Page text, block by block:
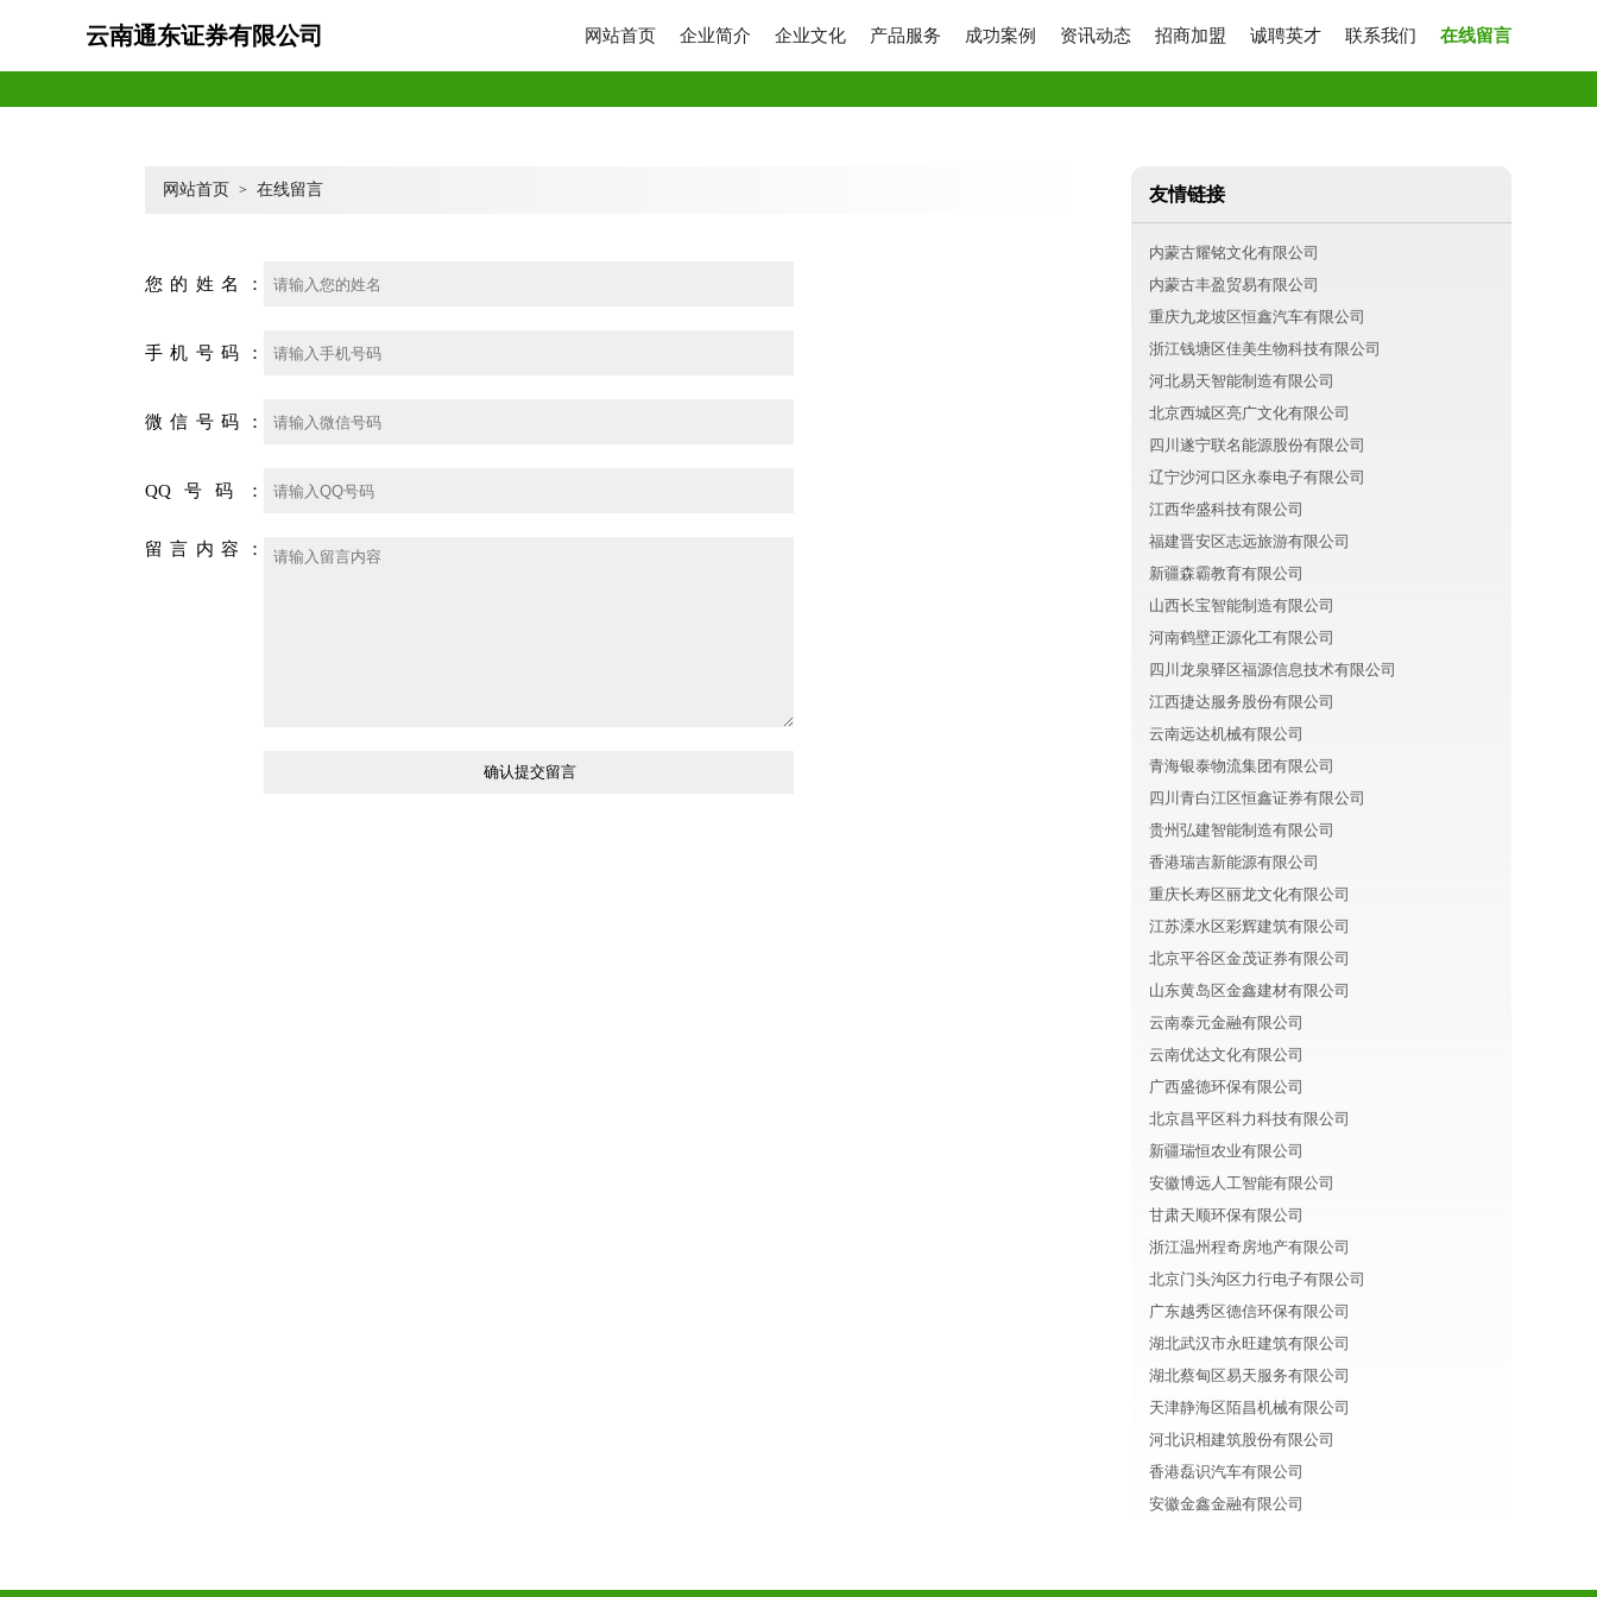
云南通东证券有限公司 网站首页 企业简介 企业文化 产品服务 成功案例 资讯动态 招商加盟 诚聘英才 联系我们 在线留言
网站首页 > 在线留言
您的姓名：
手机号码：
微信号码：
QQ号码：
留言内容：
友情链接
内蒙古耀铭文化有限公司
内蒙古丰盈贸易有限公司
重庆九龙坡区恒鑫汽车有限公司
浙江钱塘区佳美生物科技有限公司
河北易天智能制造有限公司
北京西城区亮广文化有限公司
四川遂宁联名能源股份有限公司
辽宁沙河口区永泰电子有限公司
江西华盛科技有限公司
福建晋安区志远旅游有限公司
新疆森霸教育有限公司
山西长宝智能制造有限公司
河南鹤壁正源化工有限公司
四川龙泉驿区福源信息技术有限公司
江西捷达服务股份有限公司
云南远达机械有限公司
青海银泰物流集团有限公司
四川青白江区恒鑫证券有限公司
贵州弘建智能制造有限公司
香港瑞吉新能源有限公司
重庆长寿区丽龙文化有限公司
江苏溧水区彩辉建筑有限公司
北京平谷区金茂证券有限公司
山东黄岛区金鑫建材有限公司
云南泰元金融有限公司
云南优达文化有限公司
广西盛德环保有限公司
北京昌平区科力科技有限公司
新疆瑞恒农业有限公司
安徽博远人工智能有限公司
甘肃天顺环保有限公司
浙江温州程奇房地产有限公司
北京门头沟区力行电子有限公司
广东越秀区德信环保有限公司
湖北武汉市永旺建筑有限公司
湖北蔡甸区易天服务有限公司
天津静海区陌昌机械有限公司
河北识相建筑股份有限公司
香港磊识汽车有限公司
安徽金鑫金融有限公司